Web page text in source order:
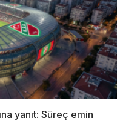
yanıt: Süreç emin